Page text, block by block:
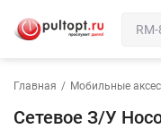
Главная / Мобильные
Сетевое З/У